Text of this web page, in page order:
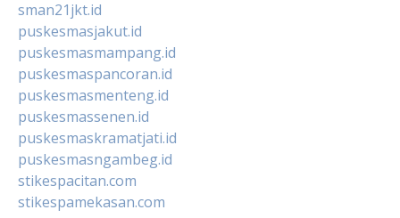
sman21jkt.id
puskesmasjakut.id
puskesmasmampang.id
puskesmaspancoran.id
puskesmasmenteng.id
puskesmassenen.id
puskesmaskramatjati.id
puskesmasngambeg.id
stikespacitan.com
stikespamekasan.com